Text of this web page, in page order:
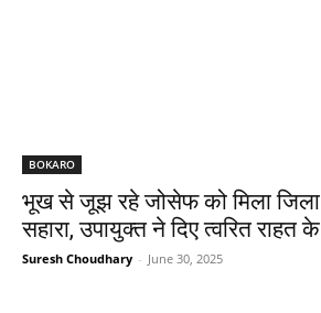
BOKARO
भूख से जूझ रहे जोसेफ को मिला
सहारा, उपायुक्त ने दिए त्वरित राहत के
Suresh Choudhary - June 30, 2025